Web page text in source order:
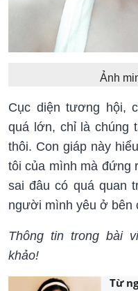
Ảnh
Cục diện tương hội,
quá lớn, chỉ là chúng
thôi. Con giáp này
tôi của mình mà đứng
sai đâu có quá quan
người mình yêu ở bên
Thông tin trong bài
khảo!
Từ